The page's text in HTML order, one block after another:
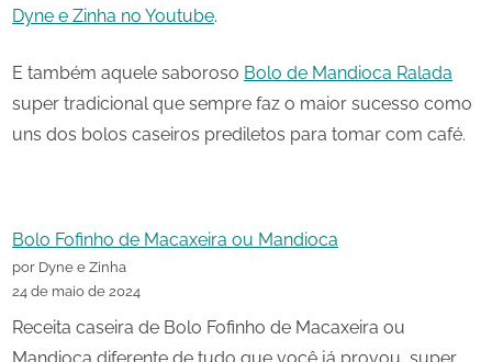
Dyne e Zinha no Youtube.
E também aquele saboroso Bolo de Mandioca Ralada
super tradicional que sempre faz o maior sucesso como
uns dos bolos caseiros prediletos para tomar com café.
Bolo Fofinho de Macaxeira ou Mandioca
por Dyne e Zinha
24 de maio de 2024
Receita caseira de Bolo Fofinho de Macaxeira ou